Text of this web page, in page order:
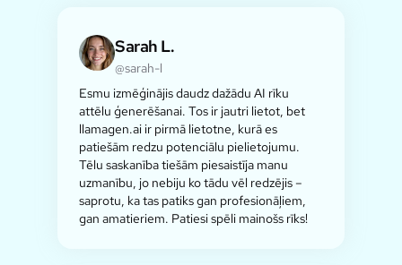
Sarah L.
@sarah-l
Esmu izmēģinājis daudz dažādu AI rīku
attēlu ģenerēšanai. Tos ir jautri lietot, bet
llamagen.ai ir pirmā lietotne, kurā es
patiešām redzu potenciālu pielietojumu.
Tēlu saskanība tiešām piesaistīja manu
uzmanību, jo nebiju ko tādu vēl redzējis –
saprotu, ka tas patiks gan profesionāļiem,
gan amatieriem. Patiesi spēli mainošs rīks!